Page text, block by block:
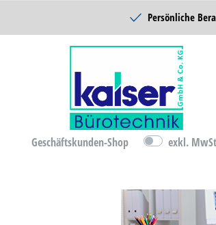
Persönliche
Geschäftskunden-Shop exkl. MwSt
Schulbedarf
Catering & Food
Technik
Lager- &
Betriebsausstattung
D-Ware